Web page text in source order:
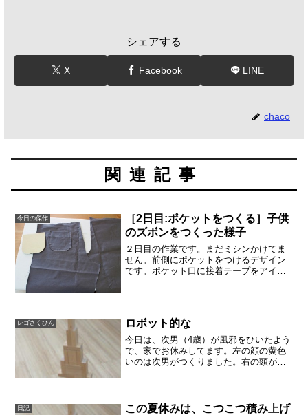
シェアする
X Facebook LINE
chaco
関連記事
今日の傑作
［2日目:ポケットをつくる］子供
のズボンをつくった様子
２日目の作業です。まだミシンかけてま
せん。前側にポケットをつけるデザイン
です。ポケット口に接着テープをアイロ
生地の方向が違うかも。後...
レゴさくひん ロボット的な
今日は、次男（4歳）が風邪をひいたよう
で、家でお休みしてます。左の顔の黄色
いのは次男がつくりました。右の頭が黒
日記
この夏休みは、こつこつ積み上げ